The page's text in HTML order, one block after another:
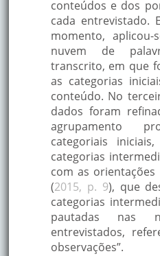
conteúdos e dos
cada entrevistado.
momento,
nuvem de
transcrito, em que
as categorias
conteúdo. No
dados foram
agrupamento
categoriais
categorias
com as orientações
(2015, p. 9), que
categorias
pautadas nas
entrevistados,
observações”.